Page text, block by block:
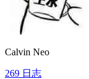
Calvin Neo
269 日志